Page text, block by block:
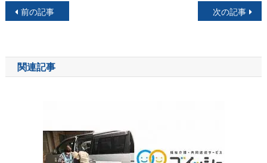
投
ナ
ビ
前の記事 次の記事
関連記事